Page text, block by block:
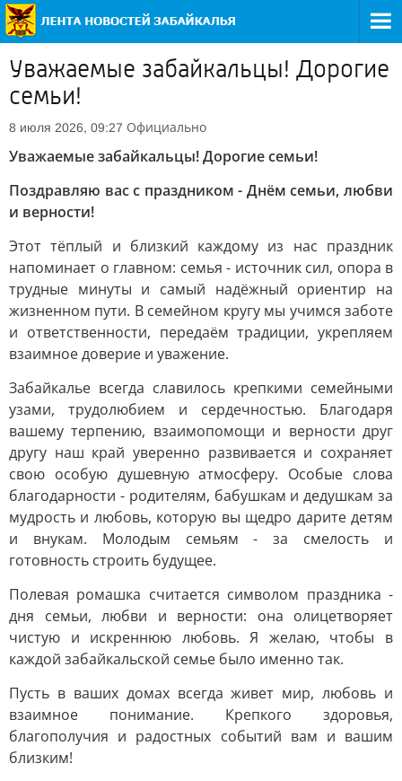
Уважаемые забайкальцы! Дорогие
семьи!
8 июля 2026, 09:27 Официально
Уважаемые забайкальцы! Дорогие семьи!
Поздравляю вас с праздником - Днём семьи, любви
и верности!
Этот тёплый и близкий каждому из нас праздник
напоминает о главном: семья - источник сил, опора в
трудные минуты и самый надёжный ориентир на
жизненном пути. В семейном кругу мы учимся заботе
и ответственности, передаём традиции, укрепляем
взаимное доверие и уважение.
Забайкалье всегда славилось крепкими семейными
узами, трудолюбием и сердечностью. Благодаря
вашему терпению, взаимопомощи и верности друг
другу наш край уверенно развивается и сохраняет
свою особую душевную атмосферу. Особые слова
благодарности - родителям, бабушкам и дедушкам за
мудрость и любовь, которую вы щедро дарите детям
и внукам. Молодым семьям - за смелость и
готовность строить будущее.
Полевая ромашка считается символом праздника -
дня семьи, любви и верности: она олицетворяет
чистую и искреннюю любовь. Я желаю, чтобы в
каждой забайкальской семье было именно так.
Пусть в ваших домах всегда живет мир, любовь и
взаимное понимание. Крепкого здоровья,
благополучия и радостных событий вам и вашим
близким!